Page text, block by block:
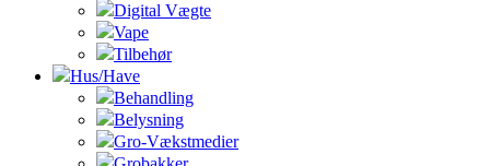
Digital Vægte
Vape
Tilbehør
Hus/Have
Behandling
Belysning
Gro-Vækstmedier